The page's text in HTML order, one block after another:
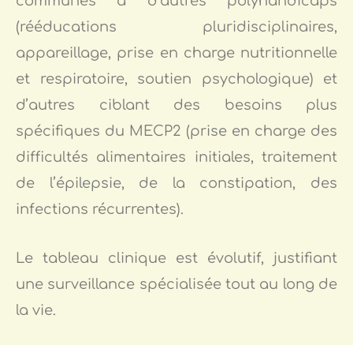
(rééducations pluridisciplinaires,
appareillage, prise en charge nutritionnelle
et respiratoire, soutien psychologique) et
d’autres ciblant des besoins plus
spécifiques du MECP2 (prise en charge des
difficultés alimentaires initiales, traitement
de l’épilepsie, de la constipation, des
infections récurrentes).
Le tableau clinique est évolutif, justifiant
une surveillance spécialisée tout au long de
la vie.